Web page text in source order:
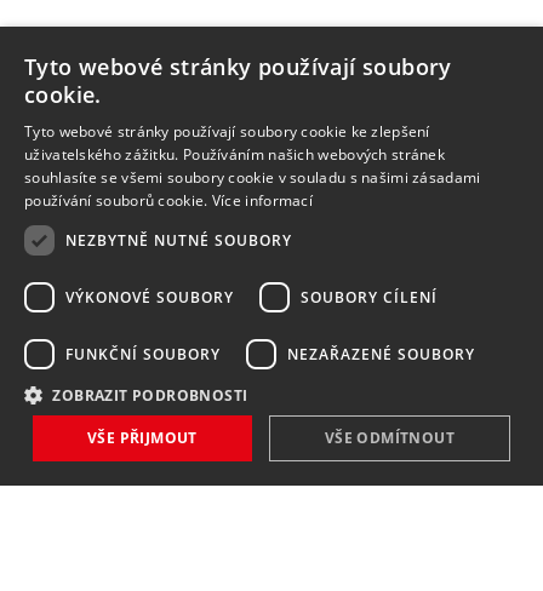
NOVINKY
Tyto webové stránky používají soubory
cookie.
Tyto webové stránky používají soubory cookie ke zlepšení
uživatelského zážitku. Používáním našich webových stránek
souhlasíte se všemi soubory cookie v souladu s našimi zásadami
používání souborů cookie. Více informací
NEZBYTNĚ NUTNÉ SOUBORY
VÝKONOVÉ SOUBORY SOUBORY CÍLENÍ
FUNKČNÍ SOUBORY NEZAŘAZENÉ SOUBORY
ZOBRAZIT PODROBNOSTI
VŠE PŘIJMOUT VŠE ODMÍTNOUT